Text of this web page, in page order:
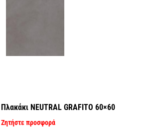
Πλακάκι NEUTRAL GRAFITO 60×60
Ζητήστε προσφορά